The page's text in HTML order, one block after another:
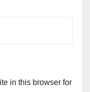
in this browser for